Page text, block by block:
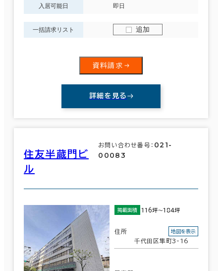
入居可能日 即日
一括請求リスト 追加
資料請求
詳細を見る
住友半蔵門ビ
ル
お問い合わせ番号： 021-
00083
掲載面積 116坪～184坪
住所
千代田区隼町3-16
地図を表示